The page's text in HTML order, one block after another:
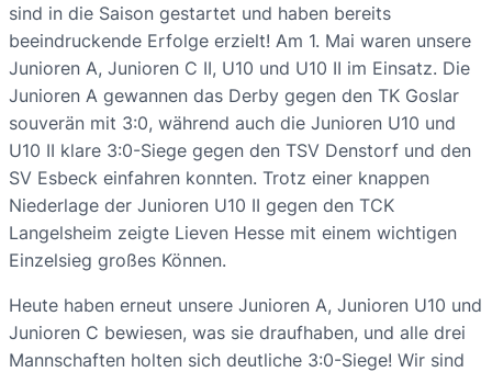
sind in die Saison gestartet und haben bereits
beeindruckende Erfolge erzielt! Am 1. Mai waren unsere
Junioren A, Junioren C II, U10 und U10 II im Einsatz. Die
Junioren A gewannen das Derby gegen den TK Goslar
souverän mit 3:0, während auch die Junioren U10 und
U10 II klare 3:0-Siege gegen den TSV Denstorf und den
SV Esbeck einfahren konnten. Trotz einer knappen
Niederlage der Junioren U10 II gegen den TCK
Langelsheim zeigte Lieven Hesse mit einem wichtigen
Einzelsieg großes Können.
Heute haben erneut unsere Junioren A, Junioren U10 und
Junioren C bewiesen, was sie draufhaben, und alle drei
Mannschaften holten sich deutliche 3:0-Siege! Wir sind